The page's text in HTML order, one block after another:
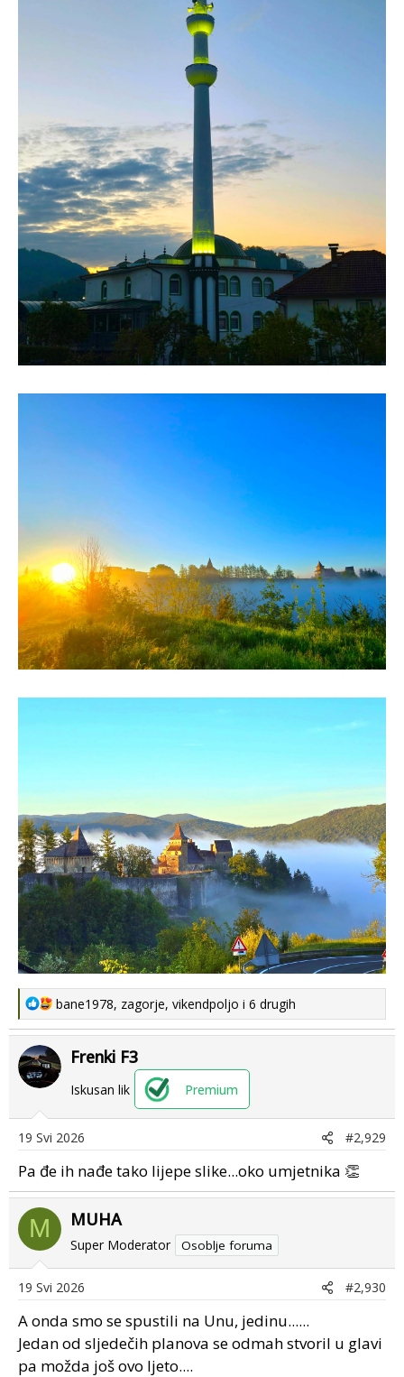
R
e
a
c
t
o
n
s
:
bane1978, zagorje, vikendpoljo i 6 drugih
Frenki F3
Iskusan lik Premium
19 Svi 2026 #2,929
Pa đe ih nađe tako lijepe slike...oko umjetnika 👏
M MUHA
Super Moderator Osoblje foruma
19 Svi 2026 #2,930
A onda smo se spustili na Unu, jedinu......
Jedan od sljedečih planova se odmah stvoril u glavi
pa možda još ovo ljeto....